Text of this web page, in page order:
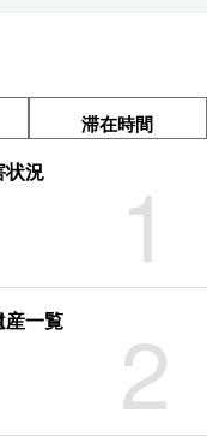
滞在時間
1
状況
2
産一覧